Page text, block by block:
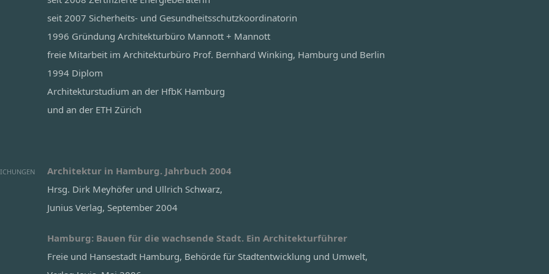
seit 2007 Sicherheits- und Gesundheitsschutzkoordinatorin
1996 Gründung Architekturbüro Mannott + Mannott
freie Mitarbeit im Architekturbüro Prof. Bernhard Winking, Hamburg und Berlin
1994 Diplom
Architekturstudium an der HfbK Hamburg
und an der ETH Zürich
Architektur in Hamburg. Jahrbuch 2004
Hrsg. Dirk Meyhöfer und Ullrich Schwarz,
Junius Verlag, September 2004
Hamburg: Bauen für die wachsende Stadt. Ein Architekturführer
Freie und Hansestadt Hamburg, Behörde für Stadtentwicklung und Umwelt,